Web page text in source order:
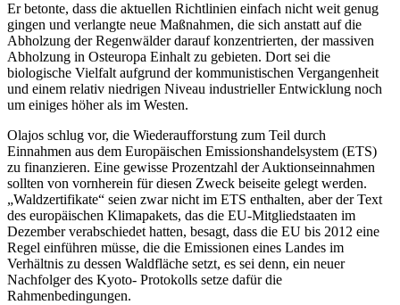
Er betonte, dass die aktuellen Richtlinien einfach nicht weit genug
gingen und verlangte neue Maßnahmen, die sich anstatt auf die
Abholzung der Regenwälder darauf konzentrierten, der massiven
Abholzung in Osteuropa Einhalt zu gebieten. Dort sei die
biologische Vielfalt aufgrund der kommunistischen Vergangenheit
und einem relativ niedrigen Niveau industrieller Entwicklung noch
um einiges höher als im Westen.
Olajos schlug vor, die Wiederaufforstung zum Teil durch
Einnahmen aus dem Europäischen Emissionshandelsystem (ETS)
zu finanzieren. Eine gewisse Prozentzahl der Auktionseinnahmen
sollten von vornherein für diesen Zweck beiseite gelegt werden.
„Waldzertifikate“ seien zwar nicht im ETS enthalten, aber der Text
des europäischen Klimapakets, das die EU-Mitgliedstaaten im
Dezember verabschiedet hatten, besagt, dass die EU bis 2012 eine
Regel einführen müsse, die die Emissionen eines Landes im
Verhältnis zu dessen Waldfläche setzt, es sei denn, ein neuer
Nachfolger des Kyoto- Protokolls setze dafür die
Rahmenbedingungen.